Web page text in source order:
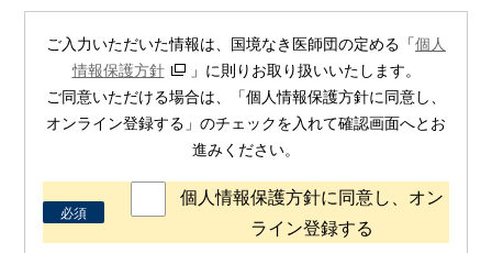
ご入力いただいた情報は、国境なき医師団の定める「個人
情報保護方針
」に則りお取り扱いいたします。
ご同意いただける場合は、「個人情報保護方針に同意し、
オンライン登録する」のチェックを入れて確認画面へとお
進みください。
必須
個人情報保護方針に同意し、オン
ライン登録する